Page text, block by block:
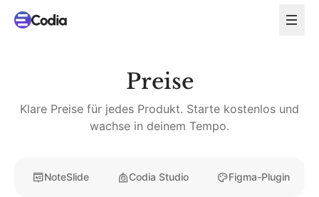
Preise
Klare Preise für jedes Produkt. Starte kostenlos und
wachse in deinem Tempo.
NoteSlide Codia Studio Figma-Plugin